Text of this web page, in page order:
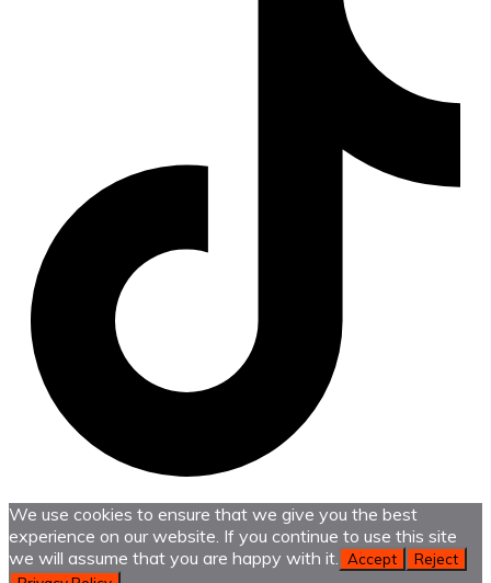
We use cookies to ensure that we give you the best
experience on our website. If you continue to use this site
we will assume that you are happy with it.
Accept
Reject